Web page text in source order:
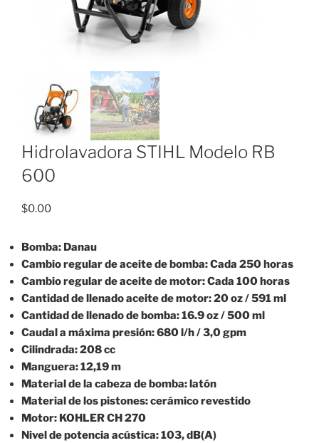
Hidrolavadora STIHL Modelo RB
600
$0.00
Bomba: Danau
Cambio regular de aceite de bomba: Cada 250 horas
Cambio regular de aceite de motor: Cada 100 horas
Cantidad de llenado aceite de motor: 20 oz / 591 ml
Cantidad de llenado de bomba: 16.9 oz / 500 ml
Caudal a máxima presión: 680 l/h / 3,0 gpm
Cilindrada: 208 cc
Manguera: 12,19 m
Material de la cabeza de bomba: latón
Material de los pistones: cerámico revestido
Motor: KOHLER CH 270
Nivel de potencia acústica: 103, dB(A)